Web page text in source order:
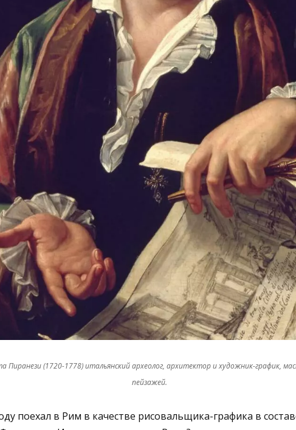
(1720-1778) итальянский археолог, архитектор и художник-график,
пейзажей.
поехал в Рим в качестве рисовальщика-графика в